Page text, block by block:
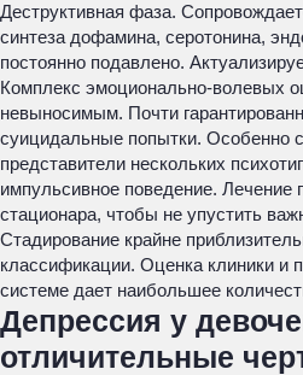
Деструктивная фаза.
синтеза дофамина, серотонина,
постоянно подавлено.
Комплекс эмоционально-волевых
невыносимым. Почти
суицидальные попытки. Особенно
представители нескольких
импульсивное поведение. Лечение
стационара, чтобы не упустить
Стадирование крайне
классификации. Оценка клиники и
системе дает наибольшее
Депрессия у
отличительные